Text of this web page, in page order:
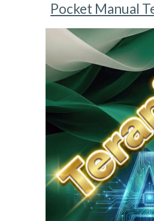
Pocket Manual